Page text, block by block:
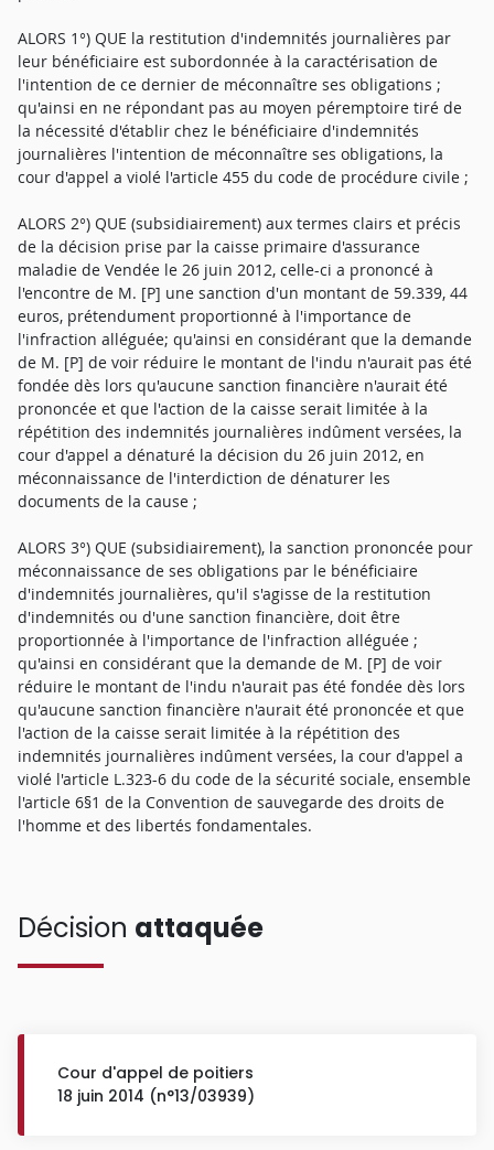
ALORS 1°) QUE la restitution d'indemnités journalières par
leur bénéficiaire est subordonnée à la caractérisation de
l'intention de ce dernier de méconnaître ses obligations ;
qu'ainsi en ne répondant pas au moyen péremptoire tiré de
la nécessité d'établir chez le bénéficiaire d'indemnités
journalières l'intention de méconnaître ses obligations, la
cour d'appel a violé l'article 455 du code de procédure civile ;
ALORS 2°) QUE (subsidiairement) aux termes clairs et précis
de la décision prise par la caisse primaire d'assurance
maladie de Vendée le 26 juin 2012, celle-ci a prononcé à
l'encontre de M. [P] une sanction d'un montant de 59.339, 44
euros, prétendument proportionné à l'importance de
l'infraction alléguée; qu'ainsi en considérant que la demande
de M. [P] de voir réduire le montant de l'indu n'aurait pas été
fondée dès lors qu'aucune sanction financière n'aurait été
prononcée et que l'action de la caisse serait limitée à la
répétition des indemnités journalières indûment versées, la
cour d'appel a dénaturé la décision du 26 juin 2012, en
méconnaissance de l'interdiction de dénaturer les
documents de la cause ;
ALORS 3°) QUE (subsidiairement), la sanction prononcée pour
méconnaissance de ses obligations par le bénéficiaire
d'indemnités journalières, qu'il s'agisse de la restitution
d'indemnités ou d'une sanction financière, doit être
proportionnée à l'importance de l'infraction alléguée ;
qu'ainsi en considérant que la demande de M. [P] de voir
réduire le montant de l'indu n'aurait pas été fondée dès lors
qu'aucune sanction financière n'aurait été prononcée et que
l'action de la caisse serait limitée à la répétition des
indemnités journalières indûment versées, la cour d'appel a
violé l'article L.323-6 du code de la sécurité sociale, ensemble
l'article 6§1 de la Convention de sauvegarde des droits de
l'homme et des libertés fondamentales.
Décision attaquée
Cour d'appel de poitiers
18 juin 2014 (n°13/03939)